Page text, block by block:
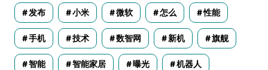
发布 小米 微软 怎么 性能
手机 技术 数智网 新机 旗舰
智能 智能家居 曝光 机器人